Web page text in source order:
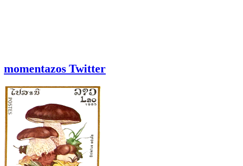
momentazos Twitter